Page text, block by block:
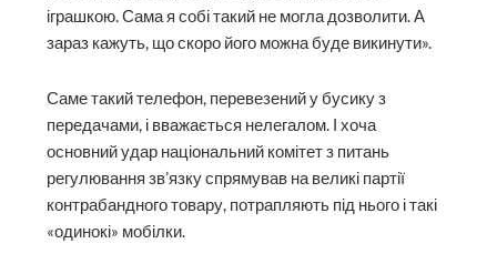
іграшкою. Сама я собі такий не могла дозволити. А
зараз кажуть, що скоро його можна буде викинути».
Саме такий телефон, перевезений у бусику з
передачами, і вважається нелегалом. І хоча
основний удар національний комітет з питань
регулювання зв’язку спрямував на великі партії
контрабандного товару, потрапляють під нього і такі
«одинокі» мобілки.